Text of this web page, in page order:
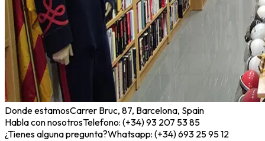
Donde estamosCarrer Bruc, 87, Barcelona, Spain
Habla con nosotrosTelefono: (+34) 93 207 53 85
¿Tienes alguna pregunta?Whatsapp: (+34) 693 25 95 12